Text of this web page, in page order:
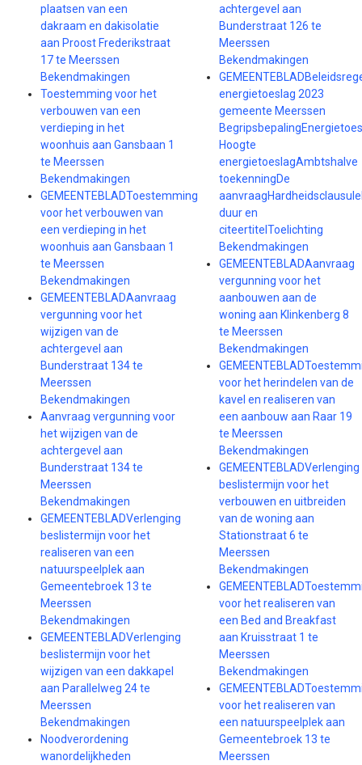
plaatsen van een
dakraam en dakisolatie
aan Proost Frederikstraat
17 te Meerssen
Bekendmakingen
Toestemming voor het
verbouwen van een
verdieping in het
woonhuis aan Gansbaan 1
te Meerssen
Bekendmakingen
GEMEENTEBLADToestemming
voor het verbouwen van
een verdieping in het
woonhuis aan Gansbaan 1
te Meerssen
Bekendmakingen
GEMEENTEBLADAanvraag
vergunning voor het
wijzigen van de
achtergevel aan
Bunderstraat 134 te
Meerssen
Bekendmakingen
Aanvraag vergunning voor
het wijzigen van de
achtergevel aan
Bunderstraat 134 te
Meerssen
Bekendmakingen
GEMEENTEBLADVerlenging
beslistermijn voor het
realiseren van een
natuurspeelplek aan
Gemeentebroek 13 te
Meerssen
Bekendmakingen
GEMEENTEBLADVerlenging
beslistermijn voor het
wijzigen van een dakkapel
aan Parallelweg 24 te
Meerssen
Bekendmakingen
Noodverordening
wanordelijkheden
achtergevel aan
Bunderstraat 126 te
Meerssen
Bekendmakingen
energietoeslag 2023
gemeente Meerssen
Hoogte
energietoeslagAmbtshalve
toekenningDe
duur en
citeertitelToelichting
Bekendmakingen
GEMEENTEBLADAanvraag
vergunning voor het
aanbouwen aan de
woning aan Klinkenberg 8
te Meerssen
Bekendmakingen
voor het herindelen van de
kavel en realiseren van
een aanbouw aan Raar 19
te Meerssen
Bekendmakingen
GEMEENTEBLADVerlenging
beslistermijn voor het
verbouwen en uitbreiden
van de woning aan
Stationstraat 6 te
Meerssen
Bekendmakingen
voor het realiseren van
een Bed and Breakfast
aan Kruisstraat 1 te
Meerssen
Bekendmakingen
voor het realiseren van
een natuurspeelplek aan
Gemeentebroek 13 te
Meerssen